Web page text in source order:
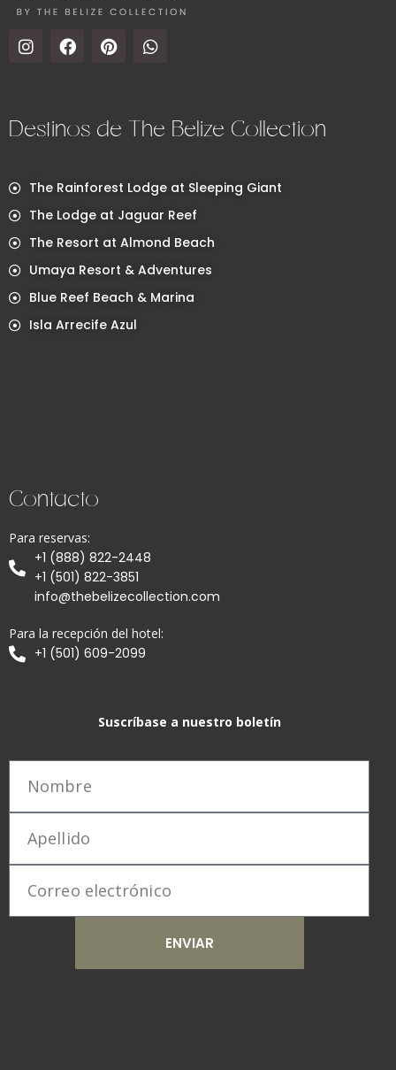
Destinos de The Belize Collection
The Rainforest Lodge at Sleeping Giant
The Lodge at Jaguar Reef
The Resort at Almond Beach
Umaya Resort & Adventures
Blue Reef Beach & Marina
Isla Arrecife Azul
Contacto
Para reservas:
+1 (888) 822-2448
+1 (501) 822-3851
info@thebelizecollection.com
Para la recepción del hotel:
+1 (501) 609-2099
Suscríbase a nuestro boletín
ENVIAR